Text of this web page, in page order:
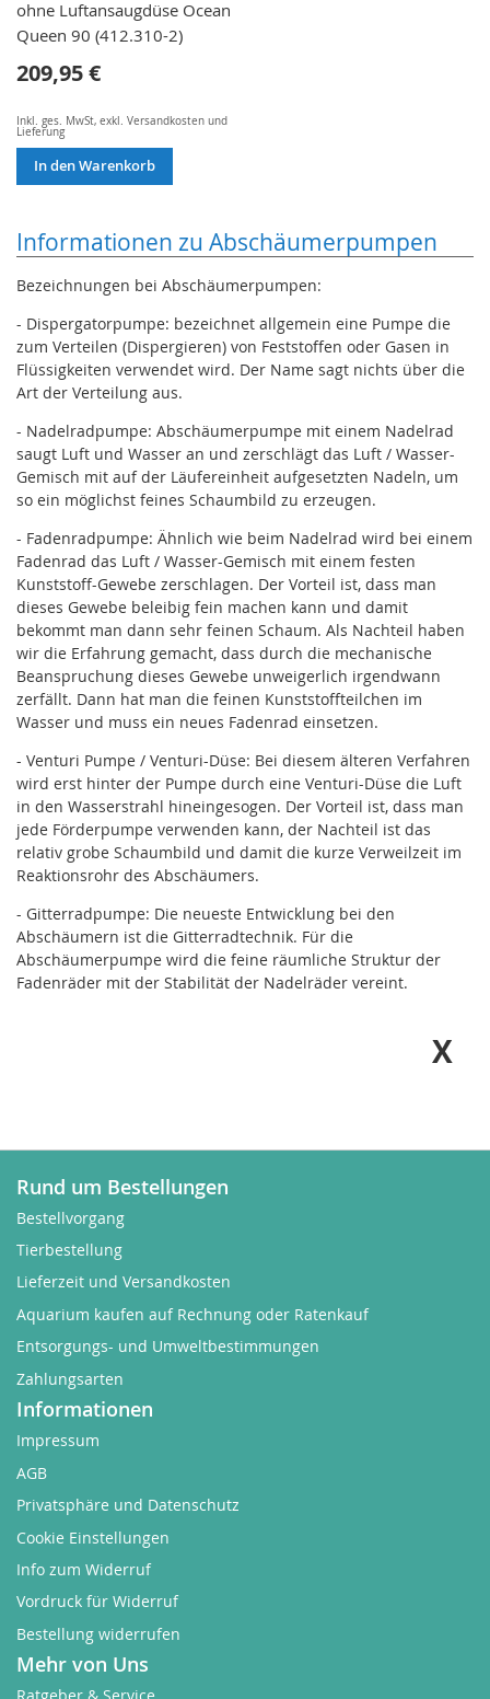
ohne Luftansaugdüse Ocean
Queen 90 (412.310-2)
209,95 €
Inkl. ges. MwSt, exkl. Versandkosten und
Lieferung
In den Warenkorb
Informationen zu Abschäumerpumpen
Bezeichnungen bei Abschäumerpumpen:
- Dispergatorpumpe: bezeichnet allgemein eine Pumpe die
zum Verteilen (Dispergieren) von Feststoffen oder Gasen in
Flüssigkeiten verwendet wird. Der Name sagt nichts über die
Art der Verteilung aus.
- Nadelradpumpe: Abschäumerpumpe mit einem Nadelrad
saugt Luft und Wasser an und zerschlägt das Luft / Wasser-
Gemisch mit auf der Läufereinheit aufgesetzten Nadeln, um
so ein möglichst feines Schaumbild zu erzeugen.
- Fadenradpumpe: Ähnlich wie beim Nadelrad wird bei einem
Fadenrad das Luft / Wasser-Gemisch mit einem festen
Kunststoff-Gewebe zerschlagen. Der Vorteil ist, dass man
dieses Gewebe beleibig fein machen kann und damit
bekommt man dann sehr feinen Schaum. Als Nachteil haben
wir die Erfahrung gemacht, dass durch die mechanische
Beanspruchung dieses Gewebe unweigerlich irgendwann
zerfällt. Dann hat man die feinen Kunststoffteilchen im
Wasser und muss ein neues Fadenrad einsetzen.
- Venturi Pumpe / Venturi-Düse: Bei diesem älteren Verfahren
wird erst hinter der Pumpe durch eine Venturi-Düse die Luft
in den Wasserstrahl hineingesogen. Der Vorteil ist, dass man
jede Förderpumpe verwenden kann, der Nachteil ist das
relativ grobe Schaumbild und damit die kurze Verweilzeit im
Reaktionsrohr des Abschäumers.
- Gitterradpumpe: Die neueste Entwicklung bei den
Abschäumern ist die Gitterradtechnik. Für die
Abschäumerpumpe wird die feine räumliche Struktur der
Fadenräder mit der Stabilität der Nadelräder vereint.
Rund um Bestellungen
Bestellvorgang
Tierbestellung
Lieferzeit und Versandkosten
Aquarium kaufen auf Rechnung oder Ratenkauf
Entsorgungs- und Umweltbestimmungen
Zahlungsarten
Informationen
Impressum
AGB
Privatsphäre und Datenschutz
Cookie Einstellungen
Info zum Widerruf
Vordruck für Widerruf
Bestellung widerrufen
Mehr von Uns